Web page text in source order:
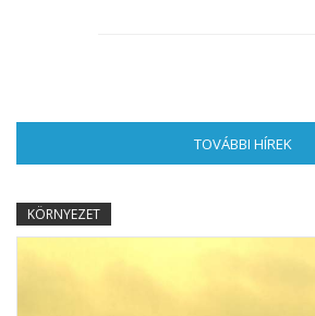
TOVÁBBI HÍREK
KÖRNYEZET